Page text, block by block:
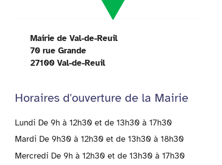
Mairie de Val-de-Reuil
70 rue Grande
27100 Val-de-Reuil
Horaires d'ouverture de la Mairie
Lundi De 9h à 12h30 et de 13h30 à 17h30
Mardi De 9h30 à 12h30 et de 13h30 à 18h30
Mercredi De 9h à 12h30 et de 13h30 à 17h30